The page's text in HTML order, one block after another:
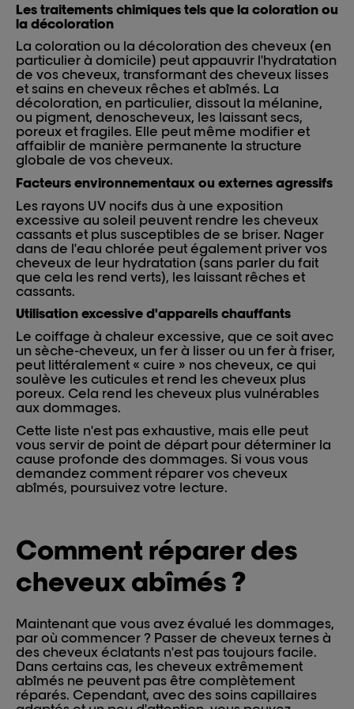
Les traitements chimiques tels que la coloration ou
la décoloration
La coloration ou la décoloration des cheveux (en
particulier à domicile) peut appauvrir l'hydratation
de vos cheveux, transformant des cheveux lisses
et sains en cheveux rêches et abîmés. La
décoloration, en particulier, dissout la mélanine,
ou pigment, denoscheveux, les laissant secs,
poreux et fragiles. Elle peut même modifier et
affaiblir de manière permanente la structure
globale de vos cheveux.
Facteurs environnementaux ou externes agressifs
Les rayons UV nocifs dus à une exposition
excessive au soleil peuvent rendre les cheveux
cassants et plus susceptibles de se briser. Nager
dans de l'eau chlorée peut également priver vos
cheveux de leur hydratation (sans parler du fait
que cela les rend verts), les laissant rêches et
cassants.
Utilisation excessive d'appareils chauffants
Le coiffage à chaleur excessive, que ce soit avec
un sèche-cheveux, un fer à lisser ou un fer à friser,
peut littéralement « cuire » nos cheveux, ce qui
soulève les cuticules et rend les cheveux plus
poreux. Cela rend les cheveux plus vulnérables
aux dommages.
Cette liste n'est pas exhaustive, mais elle peut
vous servir de point de départ pour déterminer la
cause profonde des dommages. Si vous vous
demandez comment réparer vos cheveux
abîmés, poursuivez votre lecture.
Comment réparer des
cheveux abîmés ?
Maintenant que vous avez évalué les dommages,
par où commencer ? Passer de cheveux ternes à
des cheveux éclatants n'est pas toujours facile.
Dans certains cas, les cheveux extrêmement
abîmés ne peuvent pas être complètement
réparés. Cependant, avec des soins capillaires